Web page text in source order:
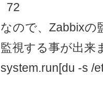
72
なので、Zabbixの
監視する事が出来
system.run[du -s /